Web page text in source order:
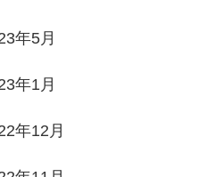
年5月
年1月
年12月